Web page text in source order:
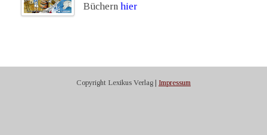
Büchern hier
Copyright Lexikus Verlag | Impressum